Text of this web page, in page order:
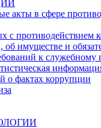
акты в сфере
с противодействием
об имуществе и
к служебному
о фактах коррупции